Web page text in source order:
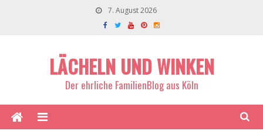
7. August 2026
LÄCHELN UND WINKEN
Der ehrliche FamilienBlog aus Köln